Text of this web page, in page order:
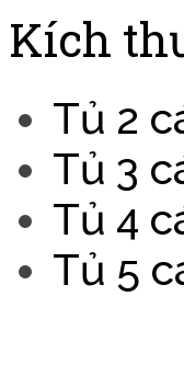
Kích
Tủ 2
Tủ 3
Tủ 4
Tủ 5